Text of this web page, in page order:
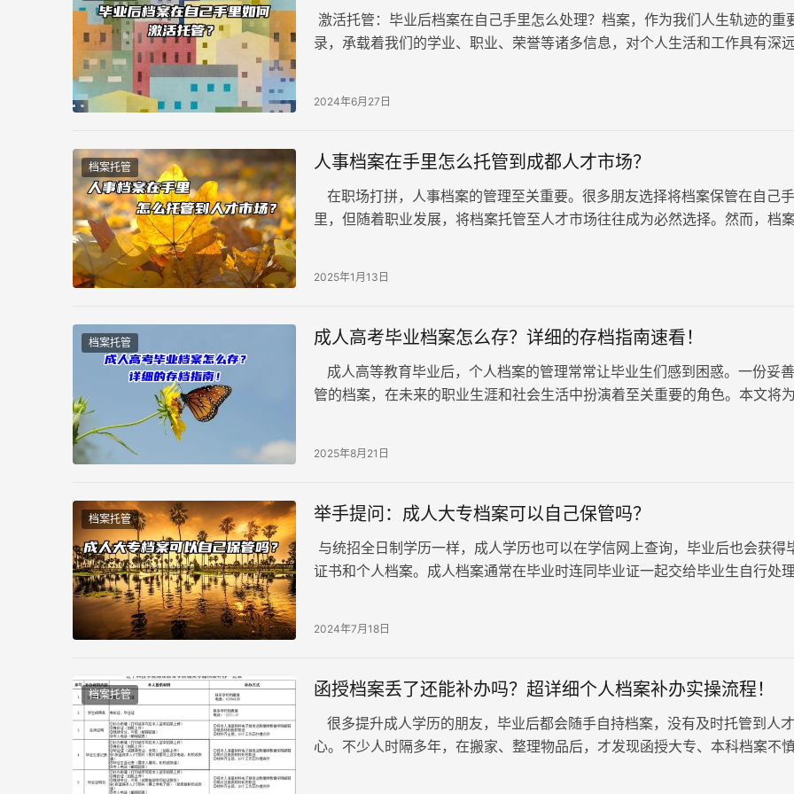
激活托管：毕业后档案在自己手里怎么处理？档案，作为我们人生轨迹的重
录，承载着我们的学业、职业、荣誉等诸多信息，对个人生活和工作具有深
容，希望能帮助到大家。
2024年6月27日
档案托管 人事档案在手里怎么托管到成都人才市场？
在职场打拼，人事档案的管理至关重要。很多朋友选择将档案保管在自己手
里，但随着职业发展，将档案托管至人才市场往往成为必然选择。然而，档
2025年1月13日
档案托管 成人高考毕业档案怎么存？详细的存档指南速看！
成人高等教育毕业后，个人档案的管理常常让毕业生们感到困惑。一份妥
管的档案，在未来的职业生涯和社会生活中扮演着至关重要的角色。本文将
2025年8月21日
档案托管 举手提问：成人大专档案可以自己保管吗？
与统招全日制学历一样，成人学历也可以在学信网上查询，毕业后也会获得
证书和个人档案。成人档案通常在毕业时连同毕业证一起交给毕业生自行处
2024年7月18日
档案托管 函授档案丢了还能补办吗？超详细个人档案补办实操流程！
很多提升成人学历的朋友，毕业后都会随手自持档案，没有及时托管到人
心。不少人时隔多年，在搬家、整理物品后，才发现函授大专、本科档案不